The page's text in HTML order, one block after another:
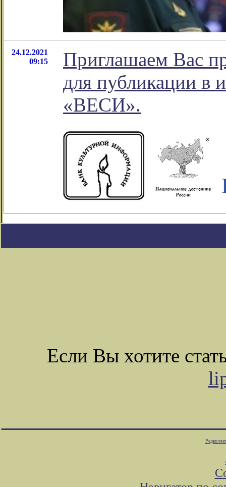
24.12.2021
09:15
Приглашаем Вас
для публикации в
«ВЕСИ».
Если Вы хотите